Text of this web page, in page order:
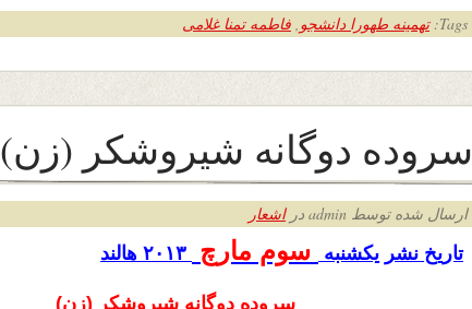
Tags: تهمینه طهورا دانشجو, فاطمه تمنا غلامی
سروده دوگانه شیروشکر (زن)
ارسال شده توسط admin در اشعار
تاریخ نشر یکشنبه سوم مارچ ۲۰۱۳ هالند
سروده دوگانه شیروشکر (زن)